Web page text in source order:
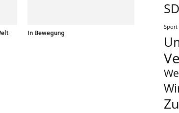
In Bewegung
Sport